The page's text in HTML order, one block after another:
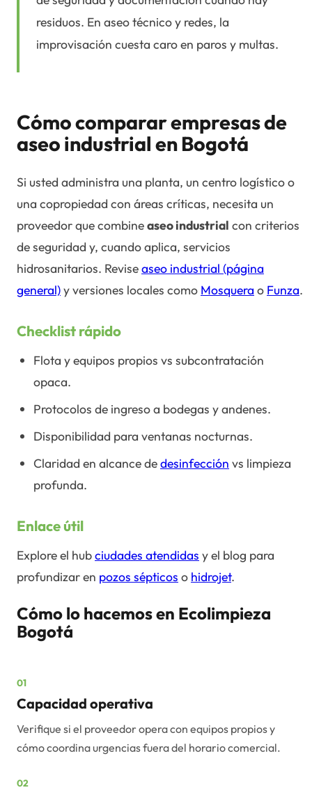
residuos. En aseo técnico y redes, la
improvisación cuesta caro en paros y multas.
Cómo comparar empresas de
aseo industrial en Bogotá
Si usted administra una planta, un centro logístico o
una copropiedad con áreas críticas, necesita un
proveedor que combineaseo industrial con criterios
de seguridad y, cuando aplica, servicios
hidrosanitarios. Reviseaseo industrial (página
general)y versiones locales como Mosquerao Funza.
Checklist rápido
Flota y equipos propios vs subcontratación
opaca.
Protocolos de ingreso a bodegas y andenes.
Disponibilidad para ventanas nocturnas.
Claridad en alcance dedesinfección vs limpieza
profunda.
Enlace útil
Explore el hubciudades atendidas y el blog para
profundizar en pozos sépticos o hidrojet.
Cómo lo hacemos en Ecolimpieza
Bogotá
01
Capacidad operativa
Verifique si el proveedor opera con equipos propios y
cómo coordina urgencias fuera del horario comercial.
02